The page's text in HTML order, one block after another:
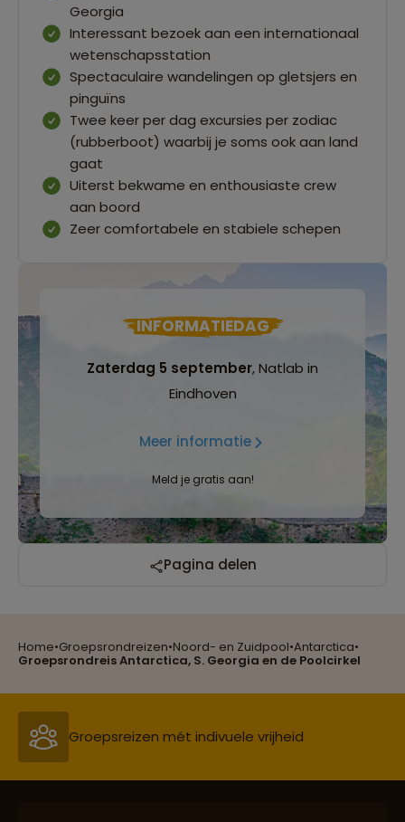
Home•Groepsrondreizen•Noord- en Zuidpool•Antarctica•
Groepsrondreis Antarctica, S. Georgia en de Poolcirkel
Georgia
Interessant bezoek aan een internationaal
wetenschapsstation
Spectaculaire wandelingen op gletsjers en
pinguïns
Twee keer per dag excursies per zodiac
(rubberboot) waarbij je soms ook aan land
gaat
Uiterst bekwame en enthousiaste crew
aan boord
Zeer comfortabele en stabiele schepen
INFORMATIEDAG
Zaterdag 5 september, Natlab in
Eindhoven
Meer informatie
Meld je gratis aan!
Pagina delen
Reizen met oog voor mens, cultuur en milieu
Groepsreizen mét indivuele vrijheid
Persoonlijk en deskundig reisadvies